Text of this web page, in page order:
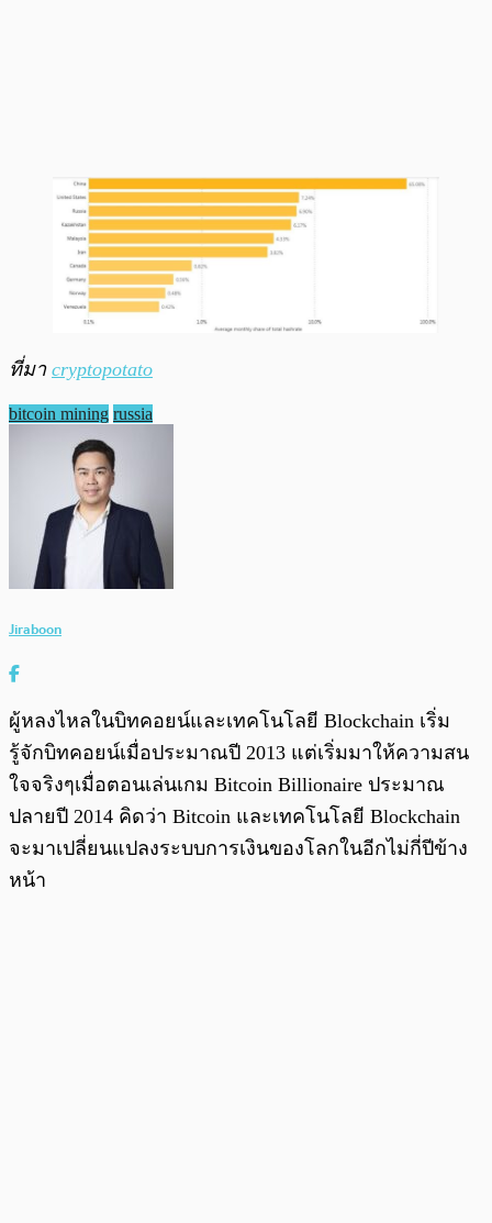
ที่มา cryptopotato
bitcoin mining russia
Jiraboon
ผู้หลงไหลในบิทคอยน์และเทคโนโลยี Blockchain เริ่ม
รู้จักบิทคอยน์เมื่อประมาณปี 2013 แต่เริ่มมาให้ความสน
ใจจริงๆเมื่อตอนเล่นเกม Bitcoin Billionaire ประมาณ
ปลายปี 2014 คิดว่า Bitcoin และเทคโนโลยี Blockchain
จะมาเปลี่ยนแปลงระบบการเงินของโลกในอีกไม่กี่ปีข้าง
หน้า